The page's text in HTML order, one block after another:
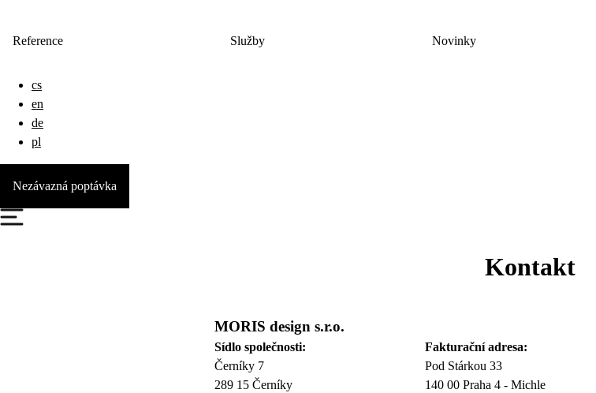
Reference Služby Novinky
cs
en
de
pl
Nezávazná poptávka
Kontakt
MORIS design s.r.o.
Sídlo společnosti:
Černíky 7
289 15 Černíky
Fakturační adresa:
Pod Stárkou 33
140 00 Praha 4 - Michle